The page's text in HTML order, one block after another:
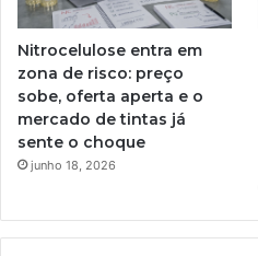
Nitrocelulose entra em
zona de risco: preço
sobe, oferta aperta e o
mercado de tintas já
sente o choque
junho 18, 2026